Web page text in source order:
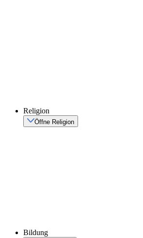
Religion
Öffne Religion
Bildung